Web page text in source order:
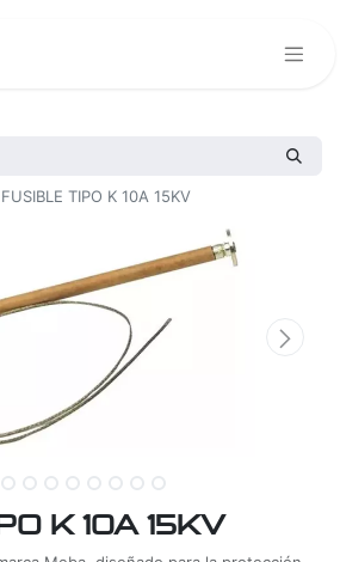
FUSIBLE TIPO K 10A 15KV
K 10A 15KV